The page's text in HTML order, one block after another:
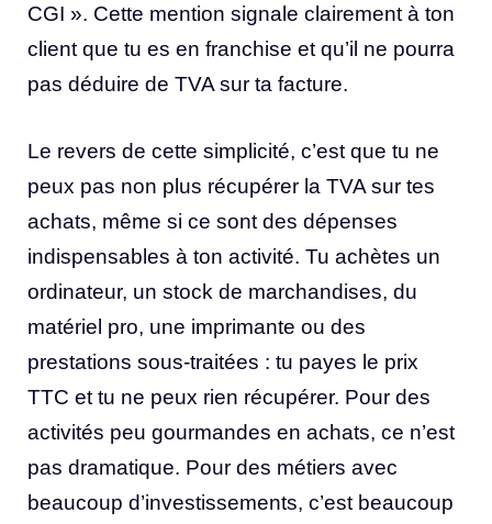
CGI ». Cette mention signale clairement à ton
client que tu es en franchise et qu’il ne pourra
pas déduire de TVA sur ta facture.
Le revers de cette simplicité, c’est que tu ne
peux pas non plus récupérer la TVA sur tes
achats, même si ce sont des dépenses
indispensables à ton activité. Tu achètes un
ordinateur, un stock de marchandises, du
matériel pro, une imprimante ou des
prestations sous-traitées : tu payes le prix
TTC et tu ne peux rien récupérer. Pour des
activités peu gourmandes en achats, ce n’est
pas dramatique. Pour des métiers avec
beaucoup d’investissements, c’est beaucoup